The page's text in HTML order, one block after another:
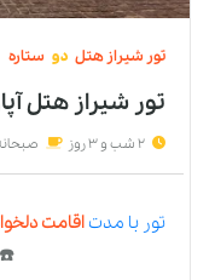
تور شیراز هتل دو ستاره
تور شیراز هتل
2 شب و 3 روز
تور با مدتاقامت
☎️